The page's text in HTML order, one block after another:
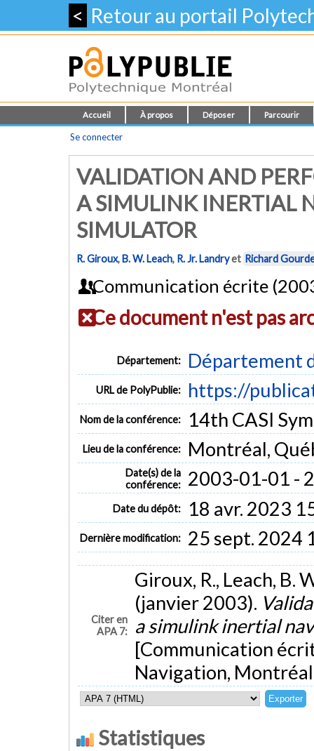
< Retour au portail
Accueil À propos Déposer Parcourir
Se connecter
VALIDATION AND
A SIMULINK INERTIAL
SIMULATOR
R. Giroux,B. W. Leach, R. Jr. Landryet Richard
Communication écrite
Ce document n'est pas
Département: Département
URL de PolyPublie: https://
Nom de la conférence: 14th CASI
Lieu de la conférence: Montréal,
Date(s) de la
conférence:
2003-01-01 -
Date du dépôt: 18 avr. 2023
Dernière modification: 25 sept. 2024
Citer en
APA 7:
Giroux, R., Leach, B.
(janvier 2003).
a simulink inertial
[Communication
Navigation,
Statistiques